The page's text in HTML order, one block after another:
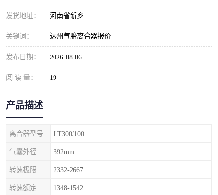
发货地址： 河南省新乡
关键词： 达州气胎离合器报价
发布日期： 2026-08-06
阅 读 量： 19
产品描述
离合器型号 LT300/100
气囊外径 392mm
转速极限 2332-2667
转速额定 1348-1542